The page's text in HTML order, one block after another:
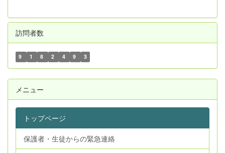
訪問者数
9 1 8 2 4 9 3
メニュー
トップページ
保護者・生徒からの緊急連絡